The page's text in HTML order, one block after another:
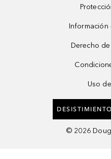
Información
Derecho
Uso
© 2026